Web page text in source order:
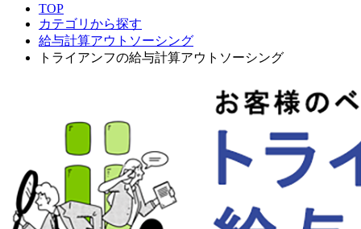
TOP
カテゴリから探す
給与計算アウトソーシング
トライアンフの給与計算アウトソーシング